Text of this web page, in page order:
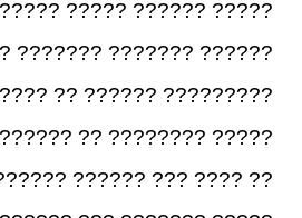
????? ????? ????? ???
??????? ????????
?? ?????? ???????
?? ??????? ????? ?????
?????? ?????? ??????